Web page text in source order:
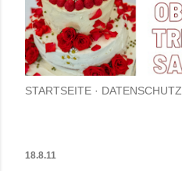
STARTSEITE DATENSCHUTZ
18.8.11